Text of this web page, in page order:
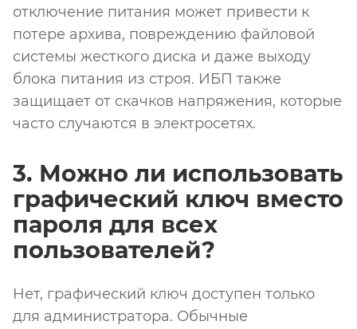
отключение питания может привести к
потере архива, повреждению файловой
системы жесткого диска и даже выходу
блока питания из строя. ИБП также
защищает от скачков напряжения, которые
часто случаются в электросетях.
3. Можно ли использовать
графический ключ вместо
пароля для всех
пользователей?
Нет, графический ключ доступен только
для администратора. Обычные